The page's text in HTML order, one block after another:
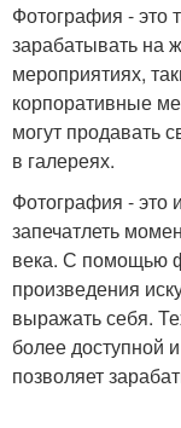
Фотография - это
зарабатывать на
мероприятиях,
корпоративные
могут продавать
в галереях.
Фотография - это
запечатлеть
века. С помощью
произведения
выражать себя.
более доступной
позволяет